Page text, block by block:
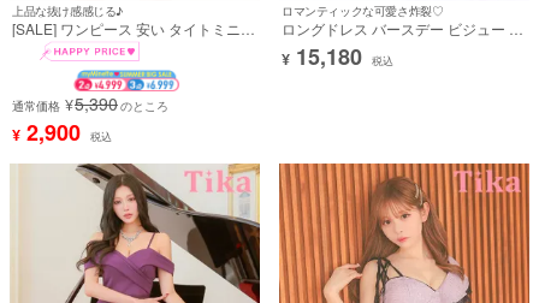
上品な抜け感感じる♪
[SALE] ワンピース 安い タイトミニド
レス 大きいサイズ シンプル 大人 上品
半袖 パフスリーブ 胸元カバー ブラジ
ャーのまま (あいみん着用)
通常価格 ¥5,390のところ
¥ 2,900 税込
ロマンティックな可愛さ炸裂♡
ロングドレス バースデー ビジュー 谷
間 シースルー スリット ベアトップ 刺
繍 ボリューム ティアード フリル 背中
¥ 15,180 税込